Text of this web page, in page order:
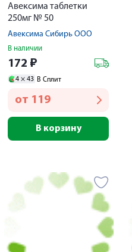
Авексима таблетки
250мг № 50
Авексима Сибирь ООО
В наличии
172 ₽
4 × 43 В Сплит
от 119
В корзину